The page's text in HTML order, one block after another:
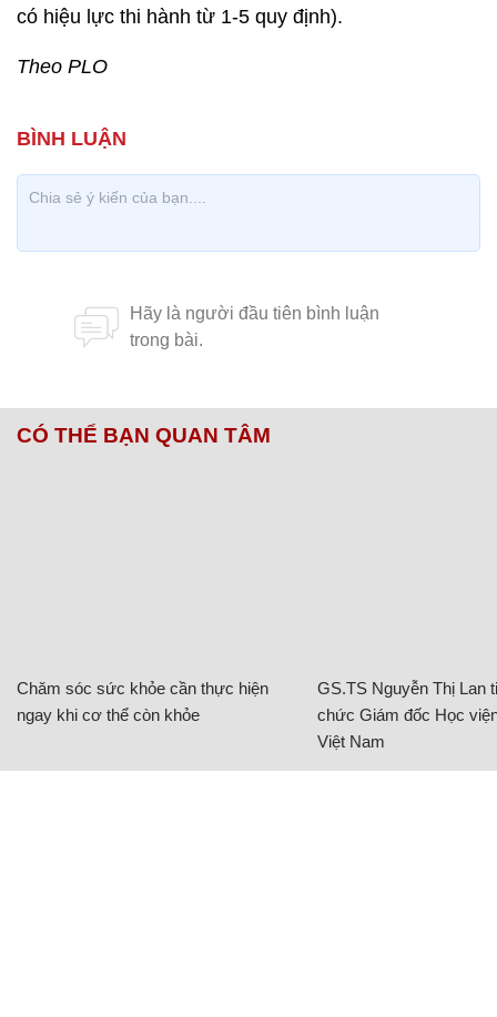
có hiệu lực thi hành từ 1-5 quy định).
Theo PLO
CÓ THỂ BẠN QUAN TÂM
Chăm sóc sức khỏe cần thực hiện
ngay khi cơ thể còn khỏe
GS.TS Nguyễn Thị Lan
chức Giám đốc Học
Việt Nam